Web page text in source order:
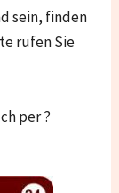
sein, finden
rufen Sie
per ?